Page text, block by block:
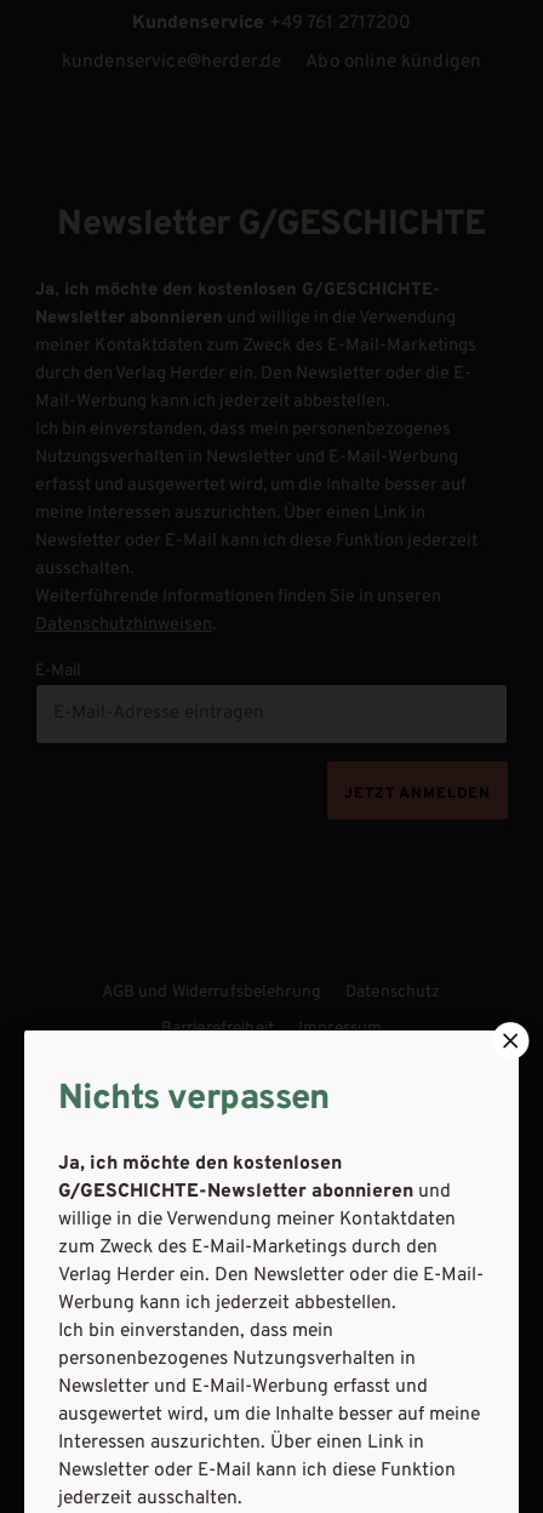
Kundenservice +49 761 2717200
kundenservice@herder.de
Abo online kündigen
Newsletter G/GESCHICHTE
Ja, ich möchte den kostenlosen G/GESCHICHTE-
Newsletter abonnieren und willige in die Verwendung
meiner Kontaktdaten zum Zweck des E-Mail-Marketings
durch den Verlag Herder ein. Den Newsletter oder die E-
Mail-Werbung kann ich jederzeit abbestellen.
Ich bin einverstanden, dass mein personenbezogenes
Nutzungsverhalten in Newsletter und E-Mail-Werbung
erfasst und ausgewertet wird, um die Inhalte besser auf
meine Interessen auszurichten. Über einen Link in
Newsletter oder E-Mail kann ich diese Funktion jederzeit
ausschalten.
Weiterführende Informationen finden Sie in unseren
Datenschutzhinweisen.
E-Mail
JETZT ANMELDEN
AGB und Widerrufsbelehrung
Datenschutz
Barrierefreiheit
Impressum
VERTRAG WIDERRUFEN
ABO ONLINE KÜNDIGEN
NACH OBEN
Nichts verpassen
Ja, ich möchte den kostenlosen
G/GESCHICHTE-Newsletter abonnieren und
willige in die Verwendung meiner Kontaktdaten
zum Zweck des E-Mail-Marketings durch den
Verlag Herder ein. Den Newsletter oder die E-Mail-
Werbung kann ich jederzeit abbestellen.
Ich bin einverstanden, dass mein
personenbezogenes Nutzungsverhalten in
Newsletter und E-Mail-Werbung erfasst und
ausgewertet wird, um die Inhalte besser auf meine
Interessen auszurichten. Über einen Link in
Newsletter oder E-Mail kann ich diese Funktion
jederzeit ausschalten.